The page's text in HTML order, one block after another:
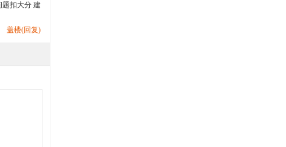
题扣大分 建
盖楼(回复)